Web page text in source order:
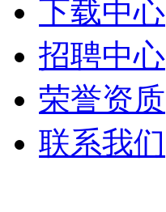
下载中心
招聘中心
荣誉资质
联系我们